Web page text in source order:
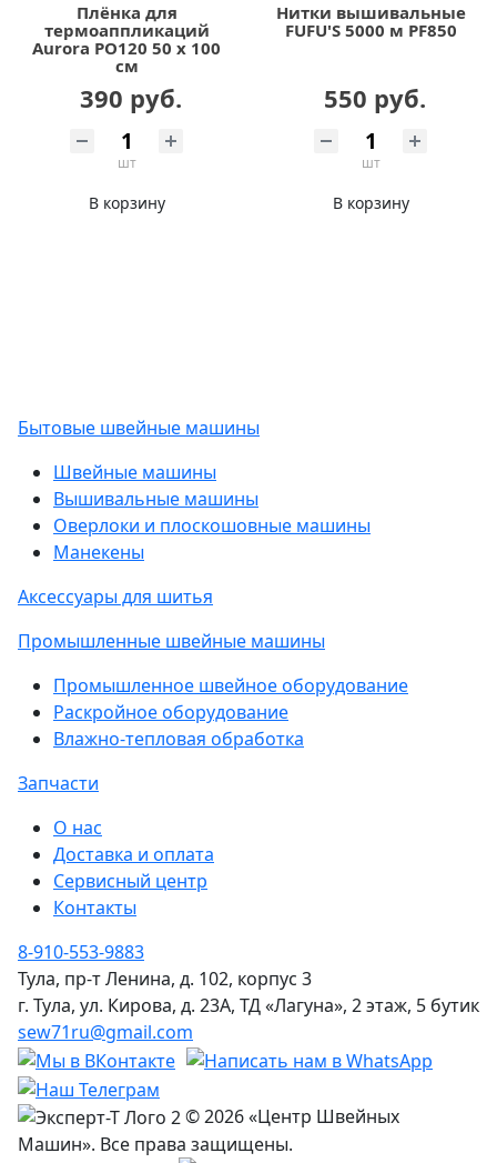
Плёнка для
термоаппликаций
Aurora PO120 50 х 100
см
390 руб.
шт
В корзину
Нитки вышивальные
FUFU'S 5000 м PF850
550 руб.
шт
В корзину
Бытовые швейные машины
Швейные машины
Вышивальные машины
Оверлоки и плоскошовные машины
Манекены
Аксессуары для шитья
Промышленные швейные машины
Промышленное швейное оборудование
Раскройное оборудование
Влажно-тепловая обработка
Запчасти
О нас
Доставка и оплата
Сервисный центр
Контакты
8-910-553-9883
Тула, пр-т Ленина, д. 102, корпус 3
г. Тула, ул. Кирова, д. 23А, ТД «Лагуна», 2 этаж, 5 бутик
sew71ru@gmail.com
© 2026 «Центр Швейных
Машин». Все права защищены.